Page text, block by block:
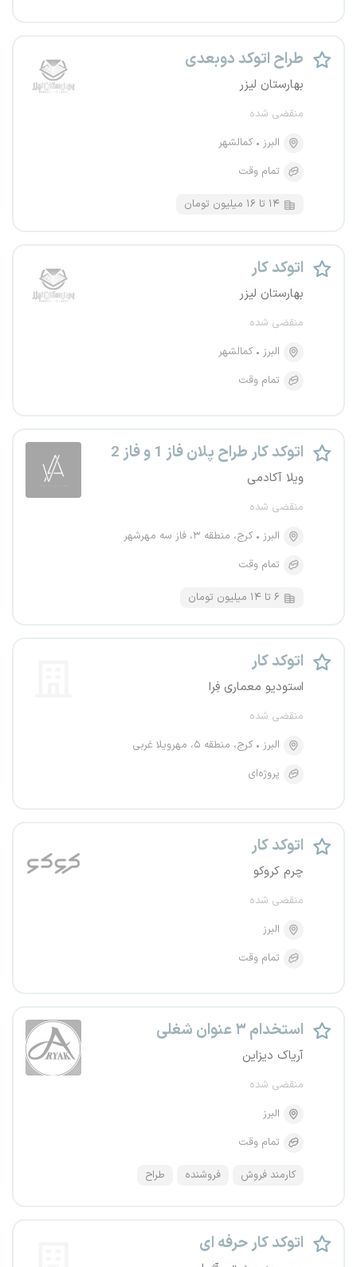
طراح اتوکد دوبعدی
بهارستان لیزر
منقضی شده
البرز
کمالشهر
تمام وقت
۱۴ تا ۱۶ میلیون تومان
اتوکد کار
بهارستان لیزر
منقضی شده
البرز
کمالشهر
تمام وقت
اتوکد کار طراح پلان فاز 1 و فاز 2
ویلا آکادمی
منقضی شده
البرز
کرج، منطقه ۳، فاز سه مهرشهر
تمام وقت
۶ تا ۱۴ میلیون تومان
اتوکد کار
استودیو معماری فِرا
منقضی شده
البرز
کرج، منطقه ۵، مهرویلا غربی
پروژه‌ای
اتوکد کار
چرم کروکو
منقضی شده
البرز
تمام وقت
استخدام ۳ عنوان شغلی
آریاک دیزاین
منقضی شده
البرز
تمام وقت
کارمند فروش فروشنده طراح
اتوکد کار حرفه ای